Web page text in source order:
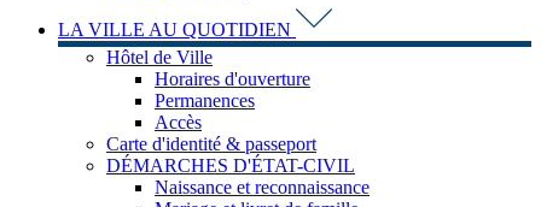
LA VILLE AU QUOTIDIEN
Hôtel de Ville
Horaires d'ouverture
Permanences
Accès
Carte d'identité & passeport
DÉMARCHES D'ÉTAT-CIVIL
Naissance et reconnaissance